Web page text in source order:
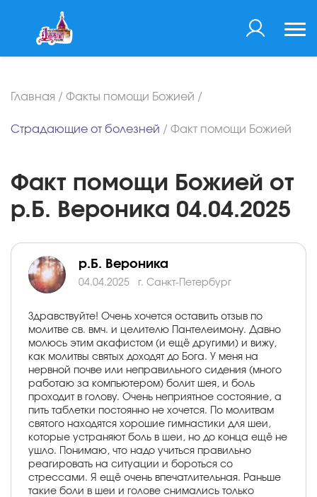
Главная / Факты помощи Божией /
Страдающие от болезней / Факт помощи Божией
Факт помощи Божией от
р.Б. Вероника 04.04.2025
р.Б. Вероника
04.04.2025 г. Санкт-Петербург
Здравствуйте! Очень хочется оставить отзыв по
молитве св. вмч. и целителю Пантелеимону. Давно
молюсь этим акафистом (и ещё другими) и вижу,
как молитвы святых доходят до Бога. У меня на
нервной почве или неправильного сидения (много
работаю за компьютером) болит шея, и боль
проходит в голову. Очень неприятное состояние, а
пить таблетки постоянно не хочется. По молитвам
святого находятся хорошие гимнастики для шеи,
которые устраняют боль в шеи, но до конца ещё не
ушло. Понимаю, что надо учиться правильно
реагировать на ситуации и бороться со
стрессами. Я ещё очень впечатлительная. Раньше
такие боли в шеи и голове снимались только